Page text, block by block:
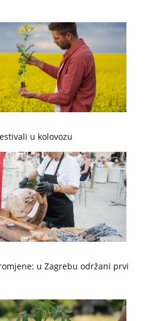
u kolovozu
u Zagrebu održani prvi